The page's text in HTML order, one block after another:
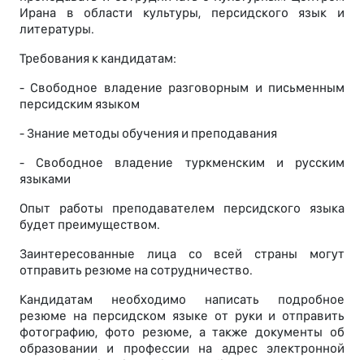
Ирана в области культуры, персидского язык и
литературы.
Требования к кандидатам:
- Свободное владение разговорным и письменным
персидским языком
- Знание методы обучения и преподавания
- Свободное владение туркменским и русским
языками
Опыт работы преподавателем персидского языка
будет преимуществом.
Заинтересованные лица со всей страны могут
отправить резюме на сотрудничество.
Кандидатам необходимо написать подробное
резюме на персидском языке от руки и отправить
фотографию, фото резюме, а также документы об
образовании и профессии на адрес электронной